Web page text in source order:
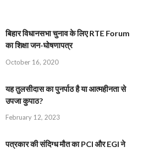
बिहार विधानसभा चुनाव के लिए RTE Forum
का शिक्षा जन-घोषणापत्र
October 16, 2020
यह तुलसीदास का पुनर्पाठ है या आत्महीनता से
उपजा कुपाठ?
February 12, 2023
पत्रकार की संदिग्ध मौत का PCI और EGI ने